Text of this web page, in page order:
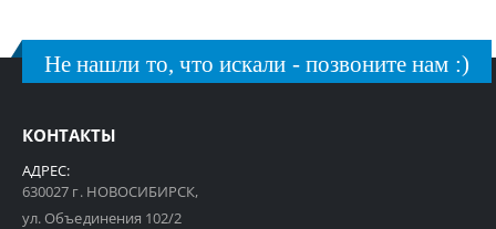
Не нашли то, что искали - позвоните нам :)
КОНТАКТЫ
АДРЕС:
630027 г. НОВОСИБИРСК,
ул. Объединения 102/2